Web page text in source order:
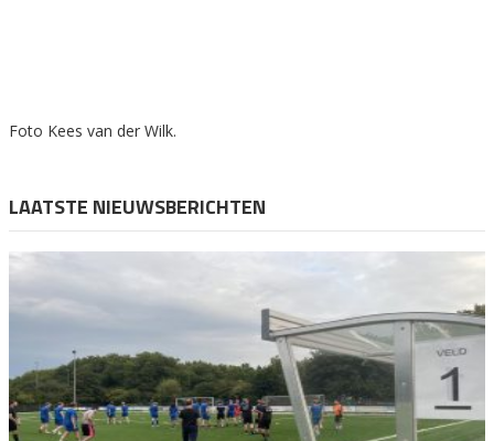
Foto Kees van der Wilk.
LAATSTE NIEUWSBERICHTEN